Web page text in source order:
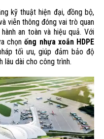
kỹ thuật hiện đại, đồng bộ,
viễn thông đóng vai trò quan
an toàn và hiệu quả. Với
chọnống nhựa xoắn HDPE
tối ưu, giúp đảm bảo độ
lâu dài cho công trình.